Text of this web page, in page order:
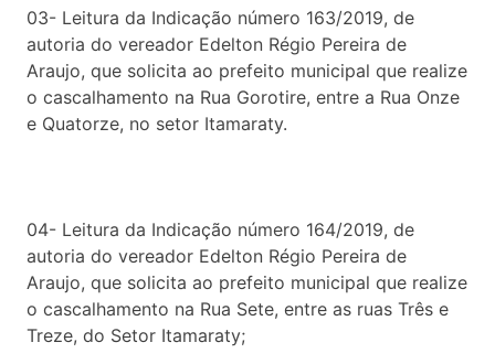
03- Leitura da Indicação número 163/2019, de
autoria do vereador Edelton Régio Pereira de
Araujo, que solicita ao prefeito municipal que realize
o cascalhamento na Rua Gorotire, entre a Rua Onze
e Quatorze, no setor Itamaraty.
04- Leitura da Indicação número 164/2019, de
autoria do vereador Edelton Régio Pereira de
Araujo, que solicita ao prefeito municipal que realize
o cascalhamento na Rua Sete, entre as ruas Três e
Treze, do Setor Itamaraty;